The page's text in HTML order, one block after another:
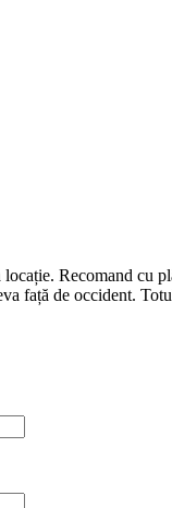
Recomand cu
față de occident.